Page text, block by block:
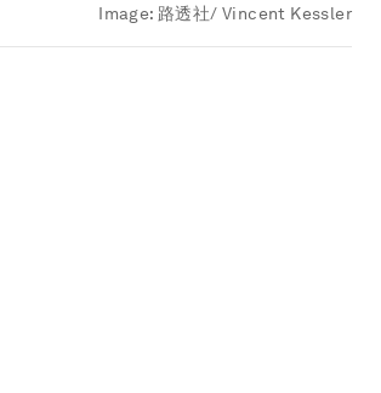
Image: 路透社/ Vincent Kessler